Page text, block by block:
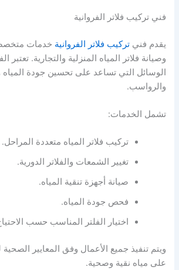
فني تركيب فلاتر الفروانية
يقدم فني تركيب فلاتر الفروانية خدمات
وصيانة فلاتر المياه المنزلية والتجارية. تعتبر
الوسائل التي تساعد على تحسين جودة المياه
والرواسب.
تشمل الخدمات:
تركيب فلاتر المياه متعددة المراحل.
تغيير الشمعات والفلاتر الدورية.
صيانة أجهزة تنقية المياه.
فحص جودة المياه.
اختيار الفلتر المناسب حسب
ويتم تنفيذ جميع الأعمال وفق المعايير
على مياه نقية وصحية.